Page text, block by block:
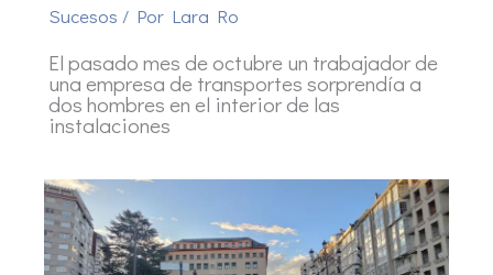
Sucesos / Por Lara Ro
El pasado mes de octubre un trabajador de
una empresa de transportes sorprendía a
dos hombres en el interior de las
instalaciones